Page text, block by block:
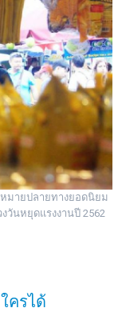
มายปลายทางยอดนิยม
วันหยุดแรงงานปี 2562
ครได้